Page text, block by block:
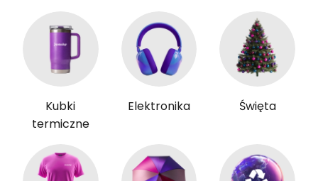
Kubki
termiczne
Elektronika Święta